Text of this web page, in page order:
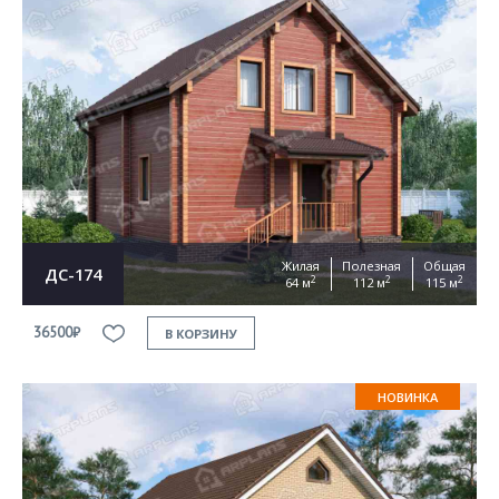
ДС-174
Жилая
64 м2
Полезная
112 м2
Общая
115 м2
36500₽ В КОРЗИНУ
НОВИНКА